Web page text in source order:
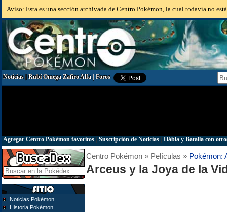
Aviso: Esta es una sección archivada de Centro Pokémon, la cual todavía no
Noticias|Rubí Omega Zafiro Alfa|Foros
Agregar Centro Pokémon favoritos Suscripción de Noticias Hábla y Batalla con
Noticias Pokémon
Historia Pokémon
Centro Pokémon » Películas » Pokémon:
Arceus y la Joya de la